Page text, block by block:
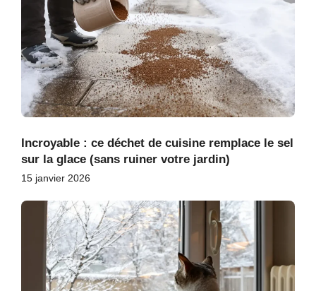
Incroyable : ce déchet de cuisine remplace le sel
sur la glace (sans ruiner votre jardin)
15 janvier 2026